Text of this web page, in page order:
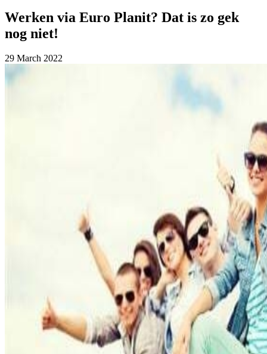
Werken via Euro Planit? Dat is zo gek
nog niet!
29 March 2022